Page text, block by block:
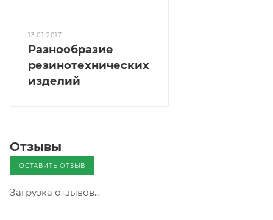
13.01.2017
Разнообразие
резинотехнических
изделий
Отзывы
ОСТАВИТЬ ОТЗЫВ
Загрузка отзывов...